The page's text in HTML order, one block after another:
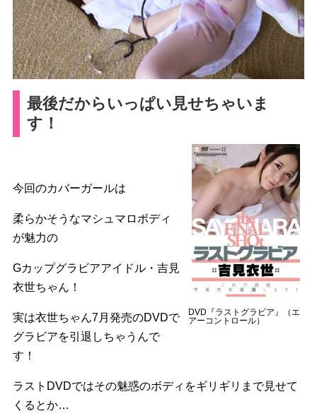
最後だからいっぱい見せちゃいま
す！
DVD『ラストグラビア』（エ
アーコントロール）
今回のカバーガールは
柔らかそうなマシュマロボディ
が魅力の
Gカップグラビアアイドル・吉見
衣世ちゃん！
実は衣世ちゃん7月発売のDVDで
グラビアを引退しちゃうんで
す！
ラストDVDではその魅惑のボディをギリギリまで見せて
くるとか…